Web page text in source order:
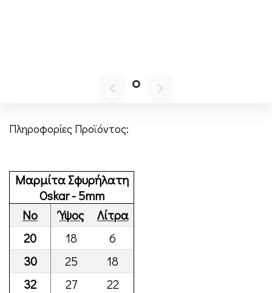
Πληροφορίες Προϊόντος:
Μαρμίτα Σφυρήλατη
Oskar- 5mm
Νο
Ύψος
Λίτρα
20
18
6
30
25
18
32
27
22